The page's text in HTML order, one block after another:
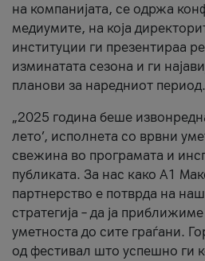
на компанијата, се одржа
медиумите, на која
институции ги презентираа
изминатата сезона и ги
планови за наредниот период.
„2025 година беше
лето’, исполнета со врвни
свежина во програмата и
публиката. За нас како A1
партнерство е потврда на
стратегија – да ја
уметноста до сите граѓани.
од фестивал што успешно ги